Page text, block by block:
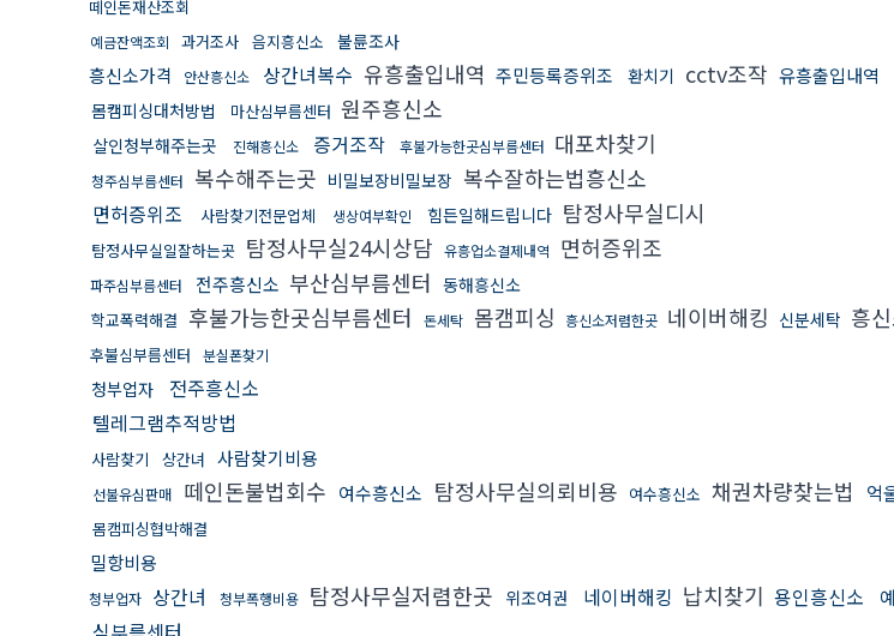
떼인돈재산조회
예금잔액조회 과거조사 음지흥신소 불륜조사
흥신소가격 안산흥신소 상간녀복수 유흥출입내역 주민등록증위조 환치기 cctv조작 유흥출입내역
몸캠피싱대처방법 마산심부름센터 원주흥신소
살인청부해주는곳 진해흥신소 증거조작 후불가능한곳심부름센터 대포차찾기
청주심부름센터 복수해주는곳 비밀보장비밀보장 복수잘하는법흥신소
면허증위조 사람찾기전문업체 생상여부확인 힘든일해드립니다 탐정사무실디시
탐정사무실일잘하는곳 탐정사무실24시상담 유흥업소결제내역 면허증위조
파주심부름센터 전주흥신소 부산심부름센터 동해흥신소
학교폭력해결 후불가능한곳심부름센터 돈세탁 몸캠피싱 흥신소저렴한곳 네이버해킹 신분세탁 흥
후불심부름센터 분실폰찾기
청부업자
전주흥신소
텔레그램추적방법
사람찾기 상간녀 사람찾기비용
선불유심판매 떼인돈불법회수 여수흥신소 탐정사무실의뢰비용 여수흥신소 채권차량찾는법 억
몸캠피싱협박해결
밀항비용
청부업자 상간녀 청부폭행비용 탐정사무실저렴한곳 위조여권 네이버해킹 납치찾기 용인흥신소